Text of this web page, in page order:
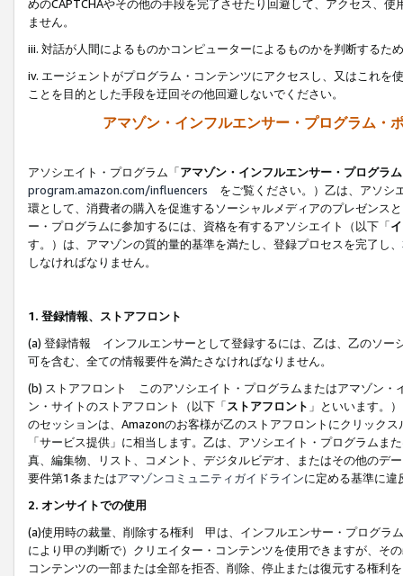
めのCAPTCHAやその他の手段を完了させたり回避して、アクセス、
ません。
iii. 対話が人間によるものかコンピューターによるものかを判断するた
iv. エージェントがプログラム・コンテンツにアクセスし、又はこれ
ことを目的とした手段を迂回その他回避しないでください。
アマゾン・インフルエンサー・プログラム・
アソシエイト・プログラム「アマゾン・インフルエンサー・プログラム
program.amazon.com/influencers をご覧ください。）乙は、アソシ
環として、消費者の購入を促進するソーシャルメディアのプレゼンス
ー・プログラムに参加するには、資格を有するアソシエイト（以下「
す。）は、アマゾンの質的量的基準を満たし、登録プロセスを完了し、
しなければなりません。
1. 登録情報、ストアフロント
(a) 登録情報 インフルエンサーとして登録するには、乙は、乙のソー
可を含む、全ての情報要件を満たさなければなりません。
(b) ストアフロント このアソシエイト・プログラムまたはアマゾン・
ン・サイトのストアフロント（以下「ストアフロント 」といいます。
のセッションは、Amazonのお客様が乙のストアフロントにクリック
「サービス提供」に相当します。乙は、アソシエイト・プログラム
真、編集物、リスト、コメント、デジタルビデオ、またはその他のデ
要件第1条またはアマゾンコミュニティガイドラインに定める基準に違
2. オンサイトでの使用
(a)使用時の裁量、削除する権利 甲は、インフルエンサー・プログラ
により甲の判断で）クリエイター・コンテンツを使用できますが、そ
コンテンツの一部または全部を拒否、削除、停止または復元する権利